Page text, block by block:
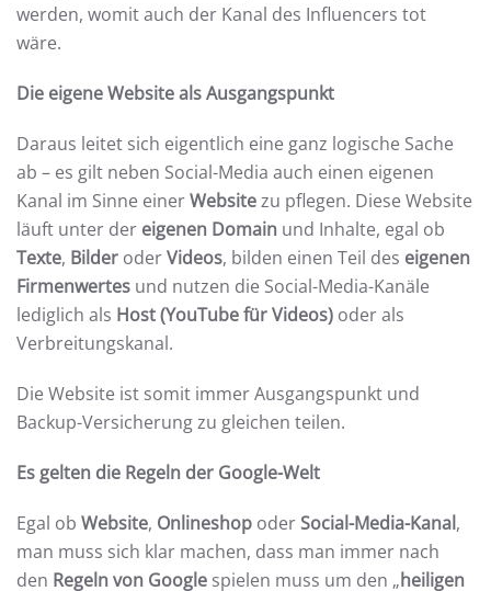
werden, womit auch der Kanal des Influencers tot
wäre.
Die eigene Website als Ausgangspunkt
Daraus leitet sich eigentlich eine ganz logische Sache
ab – es gilt neben Social-Media auch einen eigenen
Kanal im Sinne einerWebsitezu pflegen. Diese Website
läuft unter der eigenen Domain und Inhalte, egal ob
Texte, Bilder oderVideos, bilden einen Teil des eigenen
Firmenwertes und nutzen die Social-Media-Kanäle
lediglich als Host (YouTube für Videos) oder als
Verbreitungskanal.
Die Website ist somit immer Ausgangspunkt und
Backup-Versicherung zu gleichen teilen.
Es gelten die Regeln der Google-Welt
Egal ob Website, Onlineshop oderSocial-Media-Kanal,
man muss sich klar machen, dass man immer nach
den Regeln von Google spielen muss um den „heiligen